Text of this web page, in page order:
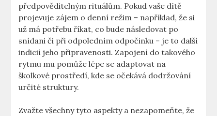
předpověditelným rituálům. Pokud vaše dítě
projevuje zájem o‍ denní režim – například, ‌že si
už má potřebu říkat, co bude následovat po
snídani či při odpoledním odpočinku – je to další
indicií jeho připravenosti. Zapojení do takového⁤
rytmu mu pomůže lépe se adaptovat na
školkové prostředí, kde se očekává dodržování
určité struktury.
Zvažte všechny tyto aspekty a nezapomeňte, že